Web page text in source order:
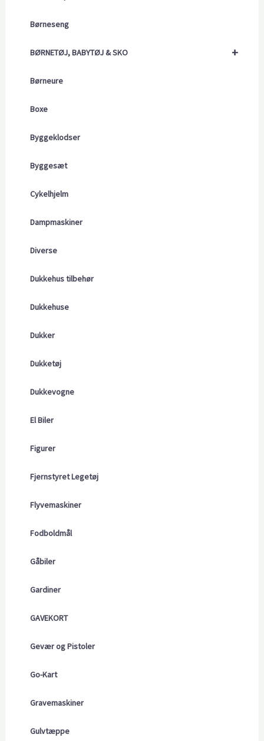
Børneseng
+
BØRNETØJ, BABYTØJ & SKO
Børneure
Boxe
Byggeklodser
Byggesæt
Cykelhjelm
Dampmaskiner
Diverse
Dukkehus tilbehør
Dukkehuse
Dukker
Dukketøj
Dukkevogne
El Biler
Figurer
Fjernstyret Legetøj
Flyvemaskiner
Fodboldmål
Gåbiler
Gardiner
GAVEKORT
Gevær og Pistoler
Go-Kart
Gravemaskiner
Gulvtæppe